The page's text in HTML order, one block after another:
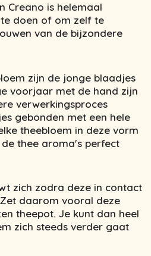
Creano is helemaal
doen of om zelf te
van de bijzondere
zijn de jonge blaadjes
voorjaar met de hand zijn
verwerkingsproces
gebonden met een hele
theebloem in deze vorm
thee aroma's perfect
zich zodra deze in contact
daarom vooral deze
theepot. Je kunt dan heel
zich steeds verder gaat